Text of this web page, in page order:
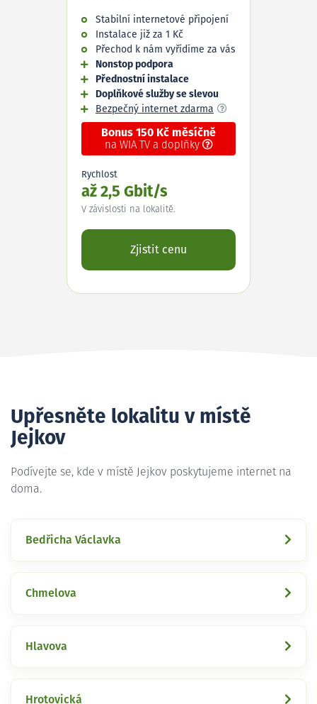
Stabilní internetové připojení
Instalace již za 1 Kč
Přechod k nám vyřídíme za vás
Nonstop podpora
Přednostní instalace
Doplňkové služby se slevou
Bezpečný internet zdarma
Bonus 150 Kč měsíčně
na WIA TV a doplňky
Rychlost
až 2,5 Gbit/s
V závislosti na lokalitě.
Zjistit cenu
Upřesněte lokalitu v místě
Jejkov
Podívejte se, kde v místě Jejkov poskytujeme internet na
doma.
Bedřicha Václavka
Chmelova
Hlavova
Hrotovická